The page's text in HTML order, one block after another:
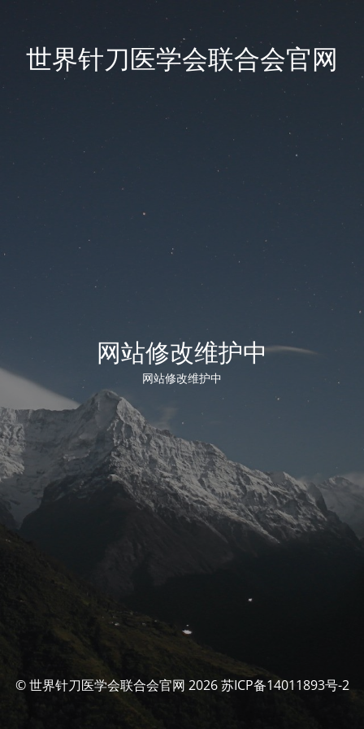
世界针刀医学会联合会官网
网站修改维护中
网站修改维护中
© 世界针刀医学会联合会官网 2026 苏ICP备14011893号-2